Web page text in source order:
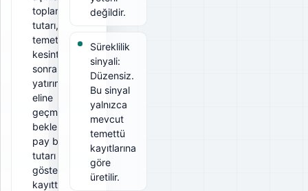
toplam
tutarı, net
temettü ise
kesintiler
sonrası
yatırımcının
eline
geçmesi
beklenen
pay başına
tutarı
gösterir. Bu
kayıtta brüt
değildir.
Süreklilik
sinyali:
Düzensiz.
Bu sinyal
yalnızca
mevcut
temettü
kayıtlarına
göre
üretilir.